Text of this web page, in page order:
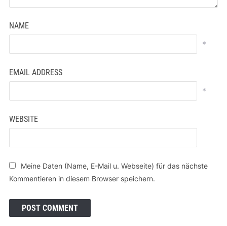
NAME
*
EMAIL ADDRESS
*
WEBSITE
Meine Daten (Name, E-Mail u. Webseite) für das nächste
Kommentieren in diesem Browser speichern.